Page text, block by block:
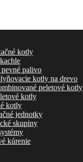
kotly
palivo
kotly na drevo
peletové kotly
kotly
kotly
jednotky
skupiny
kúrenie